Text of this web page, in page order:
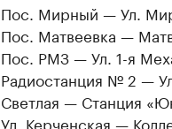
Пос. Мирный — Ул.
Пос. Матвеевка —
Пос. РМЗ — Ул. 1-я
Радиостанция № 2 —
Светлая — Станция
Ул. Керченская —